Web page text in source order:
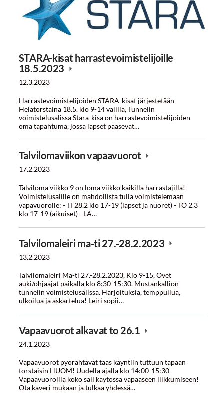
STARA-kisat harrastevoimistelijoille
18.5.2023
12.3.2023
Harrastevoimistelijoiden STARA-kisat järjestetään
Helatorstaina 18.5. klo 9-14 välillä, Tunnelin
voimistelusalissa Stara-kisa on harrastevoimistelijoiden
oma tapahtuma, jossa lapset pääsevät…
Talvilomaviikon vapaavuorot
17.2.2023
Talviloma viikko 9 on loma viikko kaikilla harrastajilla!
Voimistelusalille on mahdollista tulla voimistelemaan
vapavuorolle: - TI 28.2 klo 17-19 (lapset ja nuoret) - TO 2.3
klo 17-19 (aikuiset) - LA…
Talvilomaleiri ma-ti 27.-28.2.2023
13.2.2023
Talvilomaleiri Ma-ti 27.-28.2.2023, Klo 9-15, Ovet
auki/ohjaajat paikalla klo 8:30-15:30. Mustankallion
tunnelin voimistelusalissa. Harjoituksia, temppuilua,
ulkoilua ja askartelua! Leiri sopii…
Vapaavuorot alkavat to 26.1
24.1.2023
Vapaavuorot pyörähtävät taas käyntiin tuttuun tapaan
torstaisin HUOM! Uudella ajalla klo 14:00-15:30
Vapaavuoroilla koko sali käytössä vapaaseen liikkumiseen!
Ota kaveri mukaan ja tulkaa yhdessä…